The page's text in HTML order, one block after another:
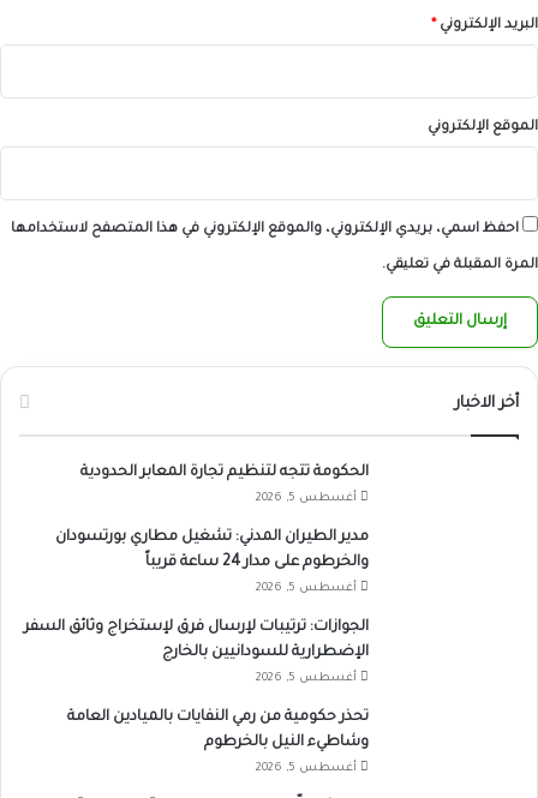
البريد الإلكتروني *
الموقع الإلكتروني
احفظ اسمي، بريدي الإلكتروني، والموقع الإلكتروني في هذا المتصفح لاستخدامها
المرة المقبلة في تعليقي.
أخر الاخبار
الحكومة تتجه لتنظيم تجارة المعابر الحدودية
أغسطس 5, 2026
مدير الطيران المدني: تشغيل مطاري بورتسودان
والخرطوم على مدار 24 ساعة قريباً
أغسطس 5, 2026
الجوازات: ترتيبات لإرسال فرق لإستخراج وثائق السفر
الإضطرارية للسودانيين بالخارج
أغسطس 5, 2026
تحذر حكومية من رمي النفايات بالميادين العامة
وشاطيء النيل بالخرطوم
أغسطس 5, 2026